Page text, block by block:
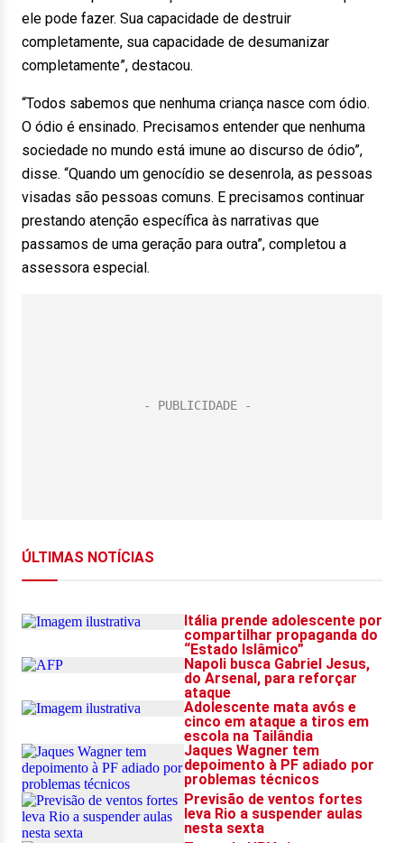
ele pode fazer. Sua capacidade de destruir
completamente, sua capacidade de desumanizar
completamente”, destacou.
“Todos sabemos que nenhuma criança nasce com ódio.
O ódio é ensinado. Precisamos entender que nenhuma
sociedade no mundo está imune ao discurso de ódio”,
disse. “Quando um genocídio se desenrola, as pessoas
visadas são pessoas comuns. E precisamos continuar
prestando atenção específica às narrativas que
passamos de uma geração para outra”, completou a
assessora especial.